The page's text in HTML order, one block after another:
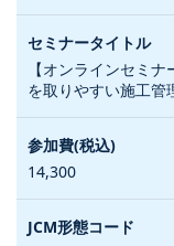
【オンラインセミ
を取りやすい施工管
14,300